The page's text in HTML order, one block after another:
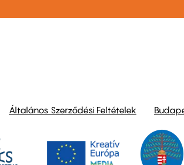
Általános Szerződési Feltételek